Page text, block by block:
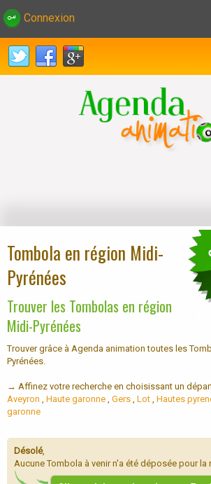
Connexion
Tombola en région Midi-
Pyrénées
Trouver les Tombolas en région
Midi-Pyrénées
Trouver grâce à Agenda animation toutes les
Pyrénées.
→ Affinez votre recherche en choisissant un
Aveyron
Haute garonne Gers Lot Hautes
garonne
Désolé,
Aucune Tombola à venir n'a été déposée pour la